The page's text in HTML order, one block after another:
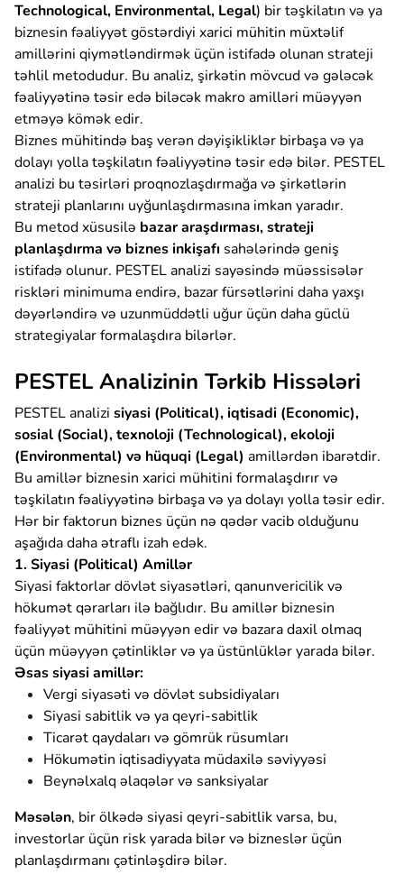
Technological, Environmental, Legal) bir təşkilatın və ya
biznesin fəaliyyət göstərdiyi xarici mühitin müxtəlif
amillərini qiymətləndirmək üçün istifadə olunan strateji
təhlil metodudur. Bu analiz, şirkətin mövcud və gələcək
fəaliyyətinə təsir edə biləcək makro amilləri müəyyən
etməyə kömək edir.
Biznes mühitində baş verən dəyişikliklər birbaşa və ya
dolayı yolla təşkilatın fəaliyyətinə təsir edə bilər. PESTEL
analizi bu təsirləri proqnozlaşdırmağa və şirkətlərin
strateji planlarını uyğunlaşdırmasına imkan yaradır.
Bu metod xüsusilə bazar araşdırması, strateji
planlaşdırma və biznes inkişafı sahələrində geniş
istifadə olunur. PESTEL analizi sayəsində müəssisələr
riskləri minimuma endirə, bazar fürsətlərini daha yaxşı
dəyərləndirə və uzunmüddətli uğur üçün daha güclü
strategiyalar formalaşdıra bilərlər.
PESTEL Analizinin Tərkib Hissələri
PESTEL analizi siyasi (Political), iqtisadi (Economic),
sosial (Social), texnoloji (Technological), ekoloji
(Environmental) və hüquqi (Legal) amillərdən ibarətdir.
Bu amillər biznesin xarici mühitini formalaşdırır və
təşkilatın fəaliyyətinə birbaşa və ya dolayı yolla təsir edir.
Hər bir faktorun biznes üçün nə qədər vacib olduğunu
aşağıda daha ətraflı izah edək.
1. Siyasi (Political) Amillər
Siyasi faktorlar dövlət siyasətləri, qanunvericilik və
hökumət qərarları ilə bağlıdır. Bu amillər biznesin
fəaliyyət mühitini müəyyən edir və bazara daxil olmaq
üçün müəyyən çətinliklər və ya üstünlüklər yarada bilər.
Əsas siyasi amillər:
Vergi siyasəti və dövlət subsidiyaları
Siyasi sabitlik və ya qeyri-sabitlik
Ticarət qaydaları və gömrük rüsumları
Hökumətin iqtisadiyyata müdaxilə səviyyəsi
Beynəlxalq əlaqələr və sanksiyalar
Məsələn, bir ölkədə siyasi qeyri-sabitlik varsa, bu,
investorlar üçün risk yarada bilər və bizneslər üçün
planlaşdırmanı çətinləşdirə bilər.